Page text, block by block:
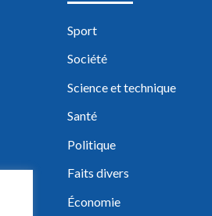
Sport
Société
Science et technique
Santé
Politique
Faits divers
Économie